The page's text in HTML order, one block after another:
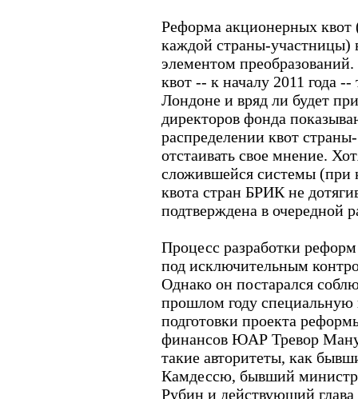
Реформа акционерных квот
каждой страны-
элементом
квот -- к началу 2011 года
Лондоне и вряд ли будет
директоров фонда
распределении квот
отстаивать свое мнение.
сложившейся системы (при
квота стран БРИК не
подтверждена в очередной
Процесс разработки
под исключительным
Однако он постарался
прошлом году специальную
подготовки проекта
финансов ЮАР Тревор
такие авторитеты, как
Камдессю, бывший
Рубин и действующий